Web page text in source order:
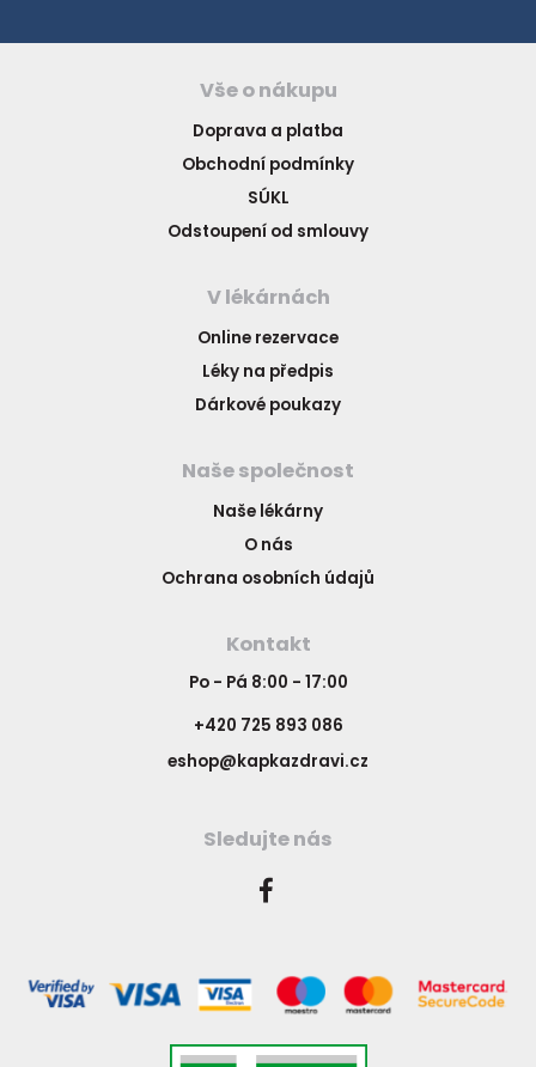
Vše o nákupu
Doprava a platba
Obchodní podmínky
SÚKL
Odstoupení od smlouvy
V lékárnách
Online rezervace
Léky na předpis
Dárkové poukazy
Naše společnost
Naše lékárny
O nás
Ochrana osobních údajů
Kontakt
Po - Pá 8:00 - 17:00
+420 725 893 086
eshop@kapkazdravi.cz
Sledujte nás